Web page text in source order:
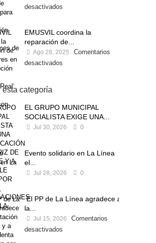
desactivados
EMUSVIL coordina la
reparación de...
Ago 28, 2025
Comentarios
desactivados
esta categoría
EL GRUPO MUNICIPAL
SOCIALISTA EXIGE UNA...
Jul 30, 2026 0
Evento solidario en La Línea
el...
Jul 28, 2026 0
El PP de La Línea agradece a
la...
Jul 15, 2026
Comentarios
desactivados